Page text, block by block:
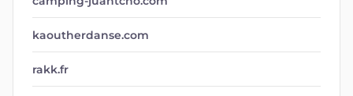
kaoutherdanse.com
rakk.fr